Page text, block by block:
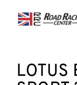
LOTUS